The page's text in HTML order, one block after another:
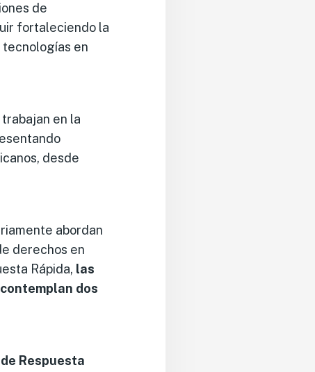
de
fortaleciendo la
en
en la
desde
abordan
derechos en
Rápida, las
dos
Respuesta